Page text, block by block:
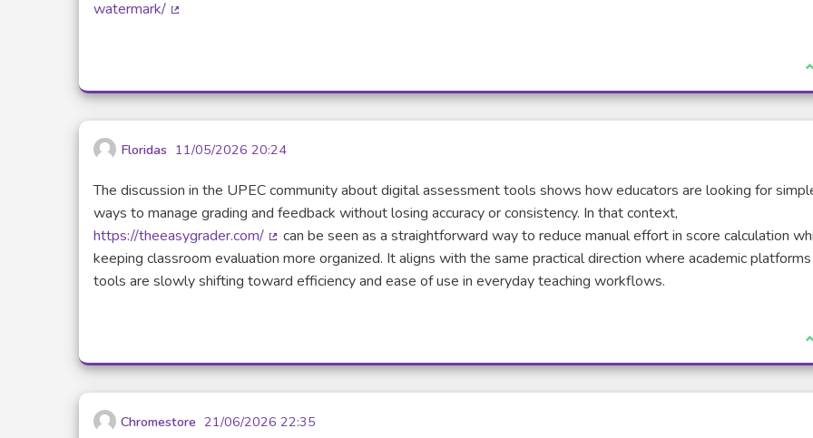
watermark/
Floridas 11/05/2026 20:24
The discussion in the UPEC community about digital assessment tools shows how educators are looking for
ways to manage grading and feedback without losing accuracy or consistency. In that context,
https://theeasygrader.com/
(Lien externe)
can be seen as a straightforward way to reduce manual effort in score calculation
keeping classroom evaluation more organized. It aligns with the same practical direction where academic platforms
tools are slowly shifting toward efficiency and ease of use in everyday teaching workflows.
Chromestore 21/06/2026 22:35